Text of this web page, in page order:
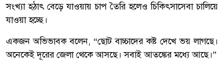
সংখ্যা হঠাৎ বেড়ে যাওয়ায় চাপ তৈরি হলেও চিকিৎসাসেবা চালিয়ে
যাওয়া হচ্ছে।
একজন অভিভাবক বলেন, “ছোট বাচ্চাদের কষ্ট দেখে ভয় লাগছে।
অনেকেই দূরের জেলা থেকে আসছে। সবাই আতঙ্কের মধ্যে আছে।”